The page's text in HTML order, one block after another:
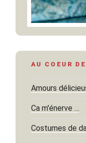
AU COEUR
Amours
Ca m'énerve …
Costumes de